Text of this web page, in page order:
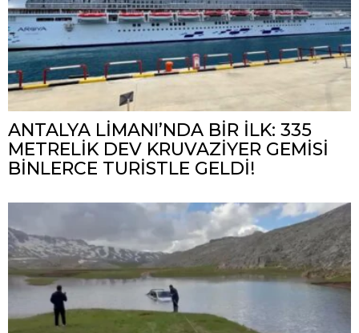
ANTALYA LİMANI’NDA BİR İLK: 335
METRELİK DEV KRUVAZİYER GEMİSİ
BİNLERCE TURİSTLE GELDİ!